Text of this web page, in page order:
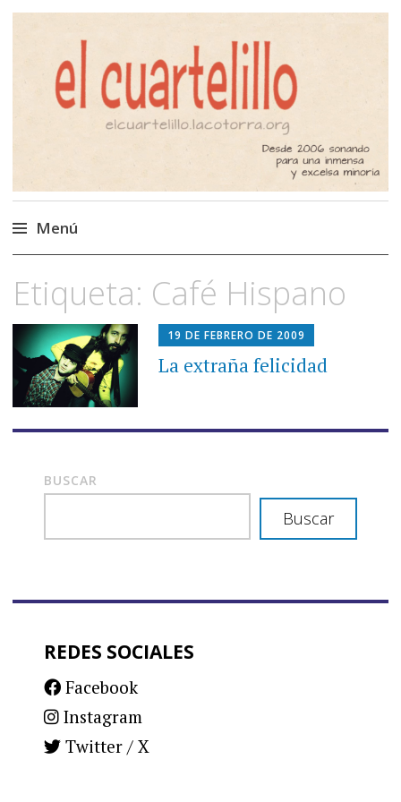
El Cuartelillo
Programa de radio de música
independiente. Podcast
Menú
al
contenido
Etiqueta: Café Hispano
19 DE FEBRERO DE 2009
La extraña felicidad
BUSCAR
Buscar
REDES SOCIALES
Facebook
Instagram
Twitter / X